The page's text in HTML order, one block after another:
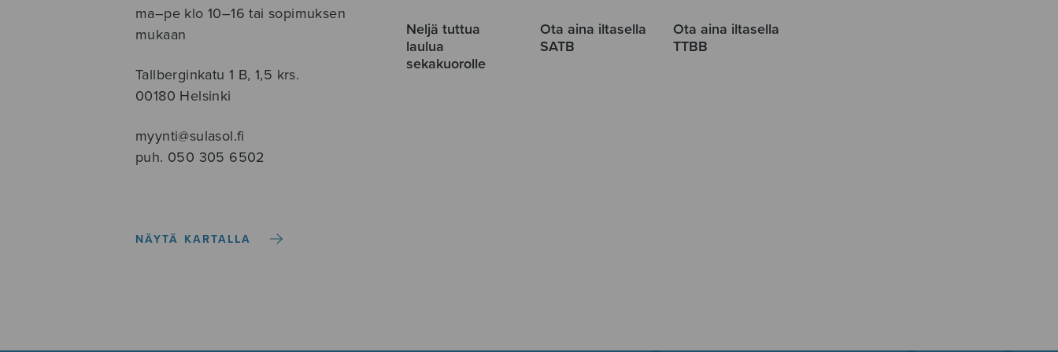
ma–pe klo 10–16 tai sopimuksen
mukaan
Tallberginkatu 1 B, 1,5 krs.
00180 Helsinki
myynti@sulasol.fi
puh. 050 305 6502
NÄYTÄ KARTALLA
Neljä tuttua
laulua
sekakuorolle
Ota aina iltasella
SATB
Ota aina iltasella
TTBB